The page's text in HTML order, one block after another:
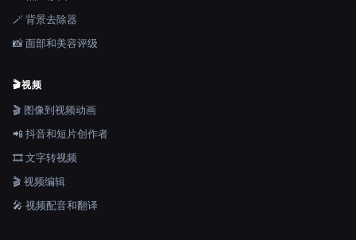
🪄 背景去除器
📸 面部和美容评级
🎬视频
🎬 图像到视频动画
📲 抖音和短片创作者
🎞️ 文字转视频
🎬 视频编辑
🎤 视频配音和翻译